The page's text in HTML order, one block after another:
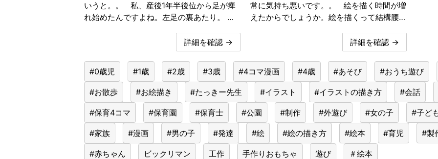
いうと。。 私、産後1年半後位から足が痺
れ始めたんですよね。左足の裏あたり。 …
詳細を確認 →
常に気持ち悪いです。。 絵を描く時間が増
えたからでしょうか。絵を描くって結構腰…
詳細を確認 →
#0歳児 #1歳 #2歳 #3歳 #4コマ漫画 #4歳 #あそび #おうち遊び
#お散歩 #お絵描き #たっきー先生 #イラスト #イラストの描き方 #会話
#保育4コマ #保育園 #保育士 #公園 #制作 #外遊び #女の子 #子ど
#家族 #漫画 #男の子 #発達 #絵 #絵の描き方 #絵本 #育児 #製
#赤ちゃん ビックリマン 工作 手作りおもちゃ 遊び ＃絵本